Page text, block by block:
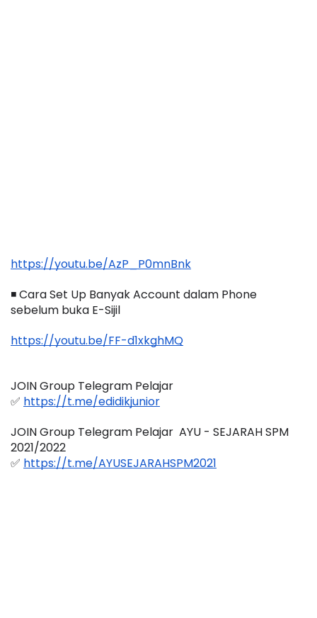
https://youtu.be/AzP_P0mnBnk
◾️ Cara Set Up Banyak Account dalam Phone
sebelum buka E-Sijil
https://youtu.be/FF-d1xkghMQ
JOIN Group Telegram Pelajar
✅ https://t.me/edidikjunior
JOIN Group Telegram Pelajar  AYU - SEJARAH SPM
2021/2022
✅ https://t.me/AYUSEJARAHSPM2021